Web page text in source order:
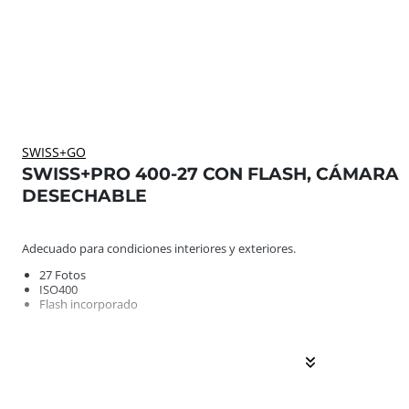
SWISS+GO
SWISS+PRO 400-27 CON FLASH, CÁMARA
DESECHABLE
Adecuado para condiciones interiores y exteriores. ...
Adecuado para condiciones interiores y exteriores.
27 Fotos
ISO400
Flash incorporado